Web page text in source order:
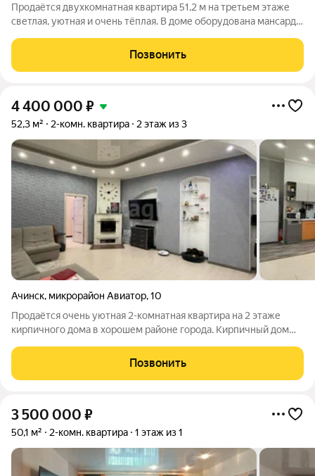
Продаётся двухкомнатная квартира 51,2 м на третьем этаже
светлая, уютная и очень тёплая. В доме оборудована мансарда,
дополнительных вложений. Дом расположен в удобном
районе с развитой
Позвонить
4 400 000 ₽
52,3 м² 2-комн. квартира 2 этаж из 3
Ачинск, микрорайон Авиатор,10
Продаётся очень уютная 2-комнатная квартира на 2 этаже
кирпичного дома в хорошем районе города. Кирпичный дом
тихий. Закрытый двор, кругом зелень. Плюс квартиры
относительно небольшая цена
Позвонить
3 500 000 ₽
50,1 м² 2-комн. квартира 1 этаж из 1